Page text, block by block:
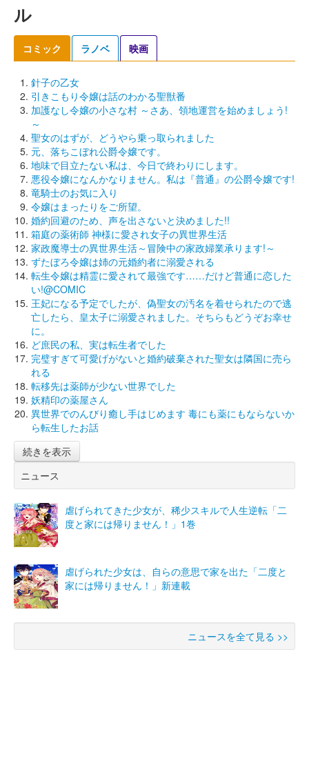
ル
コミック ラノベ 映画
針子の乙女
引きこもり令嬢は話のわかる聖獣番
加護なし令嬢の小さな村 ～さあ、領地運営を始めましょう!
～
聖女のはずが、どうやら乗っ取られました
元、落ちこぼれ公爵令嬢です。
地味で目立たない私は、今日で終わりにします。
悪役令嬢になんかなりません。私は『普通』の公爵令嬢です!
竜騎士のお気に入り
令嬢はまったりをご所望。
婚約回避のため、声を出さないと決めました!!
箱庭の薬術師 神様に愛され女子の異世界生活
家政魔導士の異世界生活～冒険中の家政婦業承ります!～
ずたぼろ令嬢は姉の元婚約者に溺愛される
転生令嬢は精霊に愛されて最強です……だけど普通に恋した
い!@COMIC
王妃になる予定でしたが、偽聖女の汚名を着せられたので逃
亡したら、皇太子に溺愛されました。そちらもどうぞお幸せ
に。
ど庶民の私、実は転生者でした
完璧すぎて可愛げがないと婚約破棄された聖女は隣国に売ら
れる
転移先は薬師が少ない世界でした
妖精印の薬屋さん
異世界でのんびり癒し手はじめます 毒にも薬にもならないか
ら転生したお話
続きを表示
ニュース
虐げられてきた少女が、稀少スキルで人生逆転「二
度と家には帰りません！」1巻
虐げられた少女は、自らの意思で家を出た「二度と
家には帰りません！」新連載
ニュースを全て見る >>